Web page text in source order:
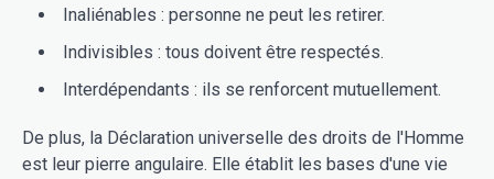
Inaliénables : personne ne peut les retirer.
Indivisibles : tous doivent être respectés.
Interdépendants : ils se renforcent mutuellement.
De plus, la Déclaration universelle des droits de l'Homme
est leur pierre angulaire. Elle établit les bases d'une vie